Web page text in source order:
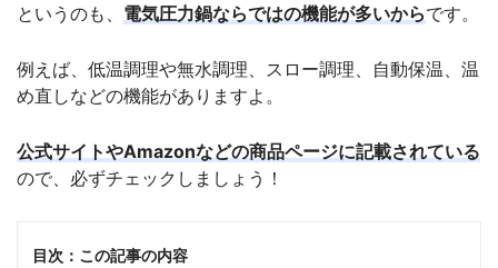
というのも、 電気圧力鍋ならではの機能が多いからです。
例えば、低温調理や無水調理、スロー調理、自動保温、温
め直しなどの機能がありますよ。
公式サイトやAmazonなどの商品ページに記載されている
ので、必ずチェックしましょう！
目次：この記事の内容